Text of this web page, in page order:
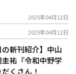
2025年04月12日
2025年04月12日
の新刊紹介】中山
祐『令和中野学
くさん！